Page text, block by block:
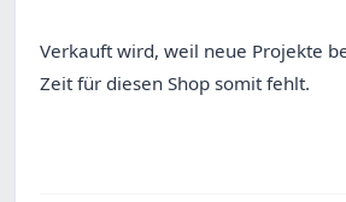
Verkauft wird, weil neue Projekte
Zeit für diesen Shop somit fehlt.